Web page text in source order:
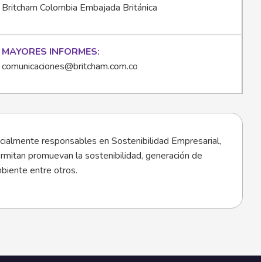
Britcham Colombia Embajada Británica
MAYORES INFORMES
comunicaciones@britcham.com.co
responsables en Sostenibilidad Empresarial,
promuevan la sostenibilidad, generación de
entre otros.